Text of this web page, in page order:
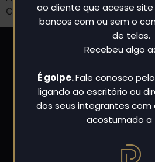
Colégio Notarial do Brasil lançou
Desde 1992 atua nas
pessoas jurídicas e físicas.
ao cliente que acesse
bancos com ou sem o
de telas.
Recebeu algo
É golpe.Fale conosco
ligando ao escritório ou
dos seus integrantes
acostumado a